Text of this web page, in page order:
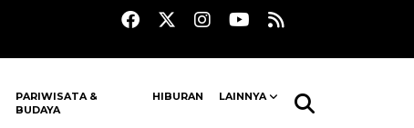
PARIWISATA &
BUDAYA
HIBURAN LAINNYA